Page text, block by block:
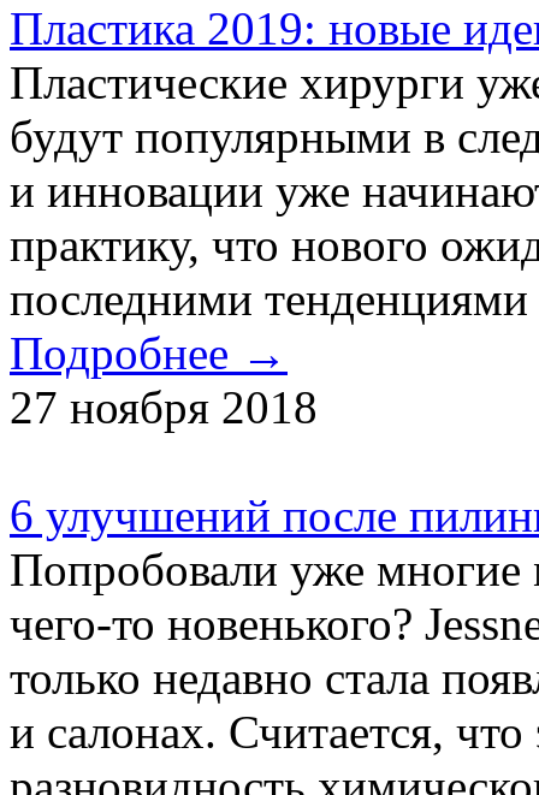
Пластика 2019: новые
Пластические хирурги
будут популярными в
и инновации уже
практику, что нового
последними тенденциями
Подробнее →
27 ноября 2018
6 улучшений после
Попробовали уже многие
чего-то новенького?
только недавно стала
и салонах. Считается,